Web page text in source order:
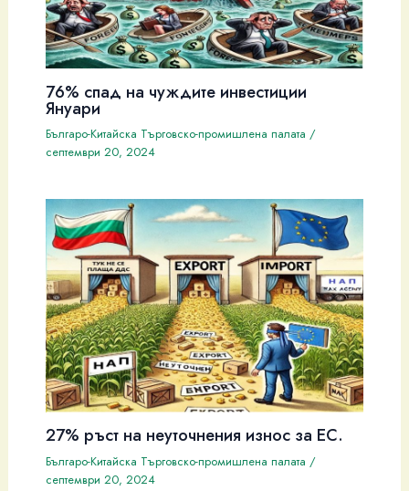
76% спад на чуждите инвестиции
Януари
Българо-Китайска Търговско-промишлена палaта /
септември 20, 2024
27% ръст на неуточнения износ за ЕС.
Българо-Китайска Търговско-промишлена палaта /
септември 20, 2024